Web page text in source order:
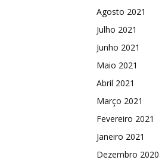
Agosto 2021
Julho 2021
Junho 2021
Maio 2021
Abril 2021
Março 2021
Fevereiro 2021
Janeiro 2021
Dezembro 2020